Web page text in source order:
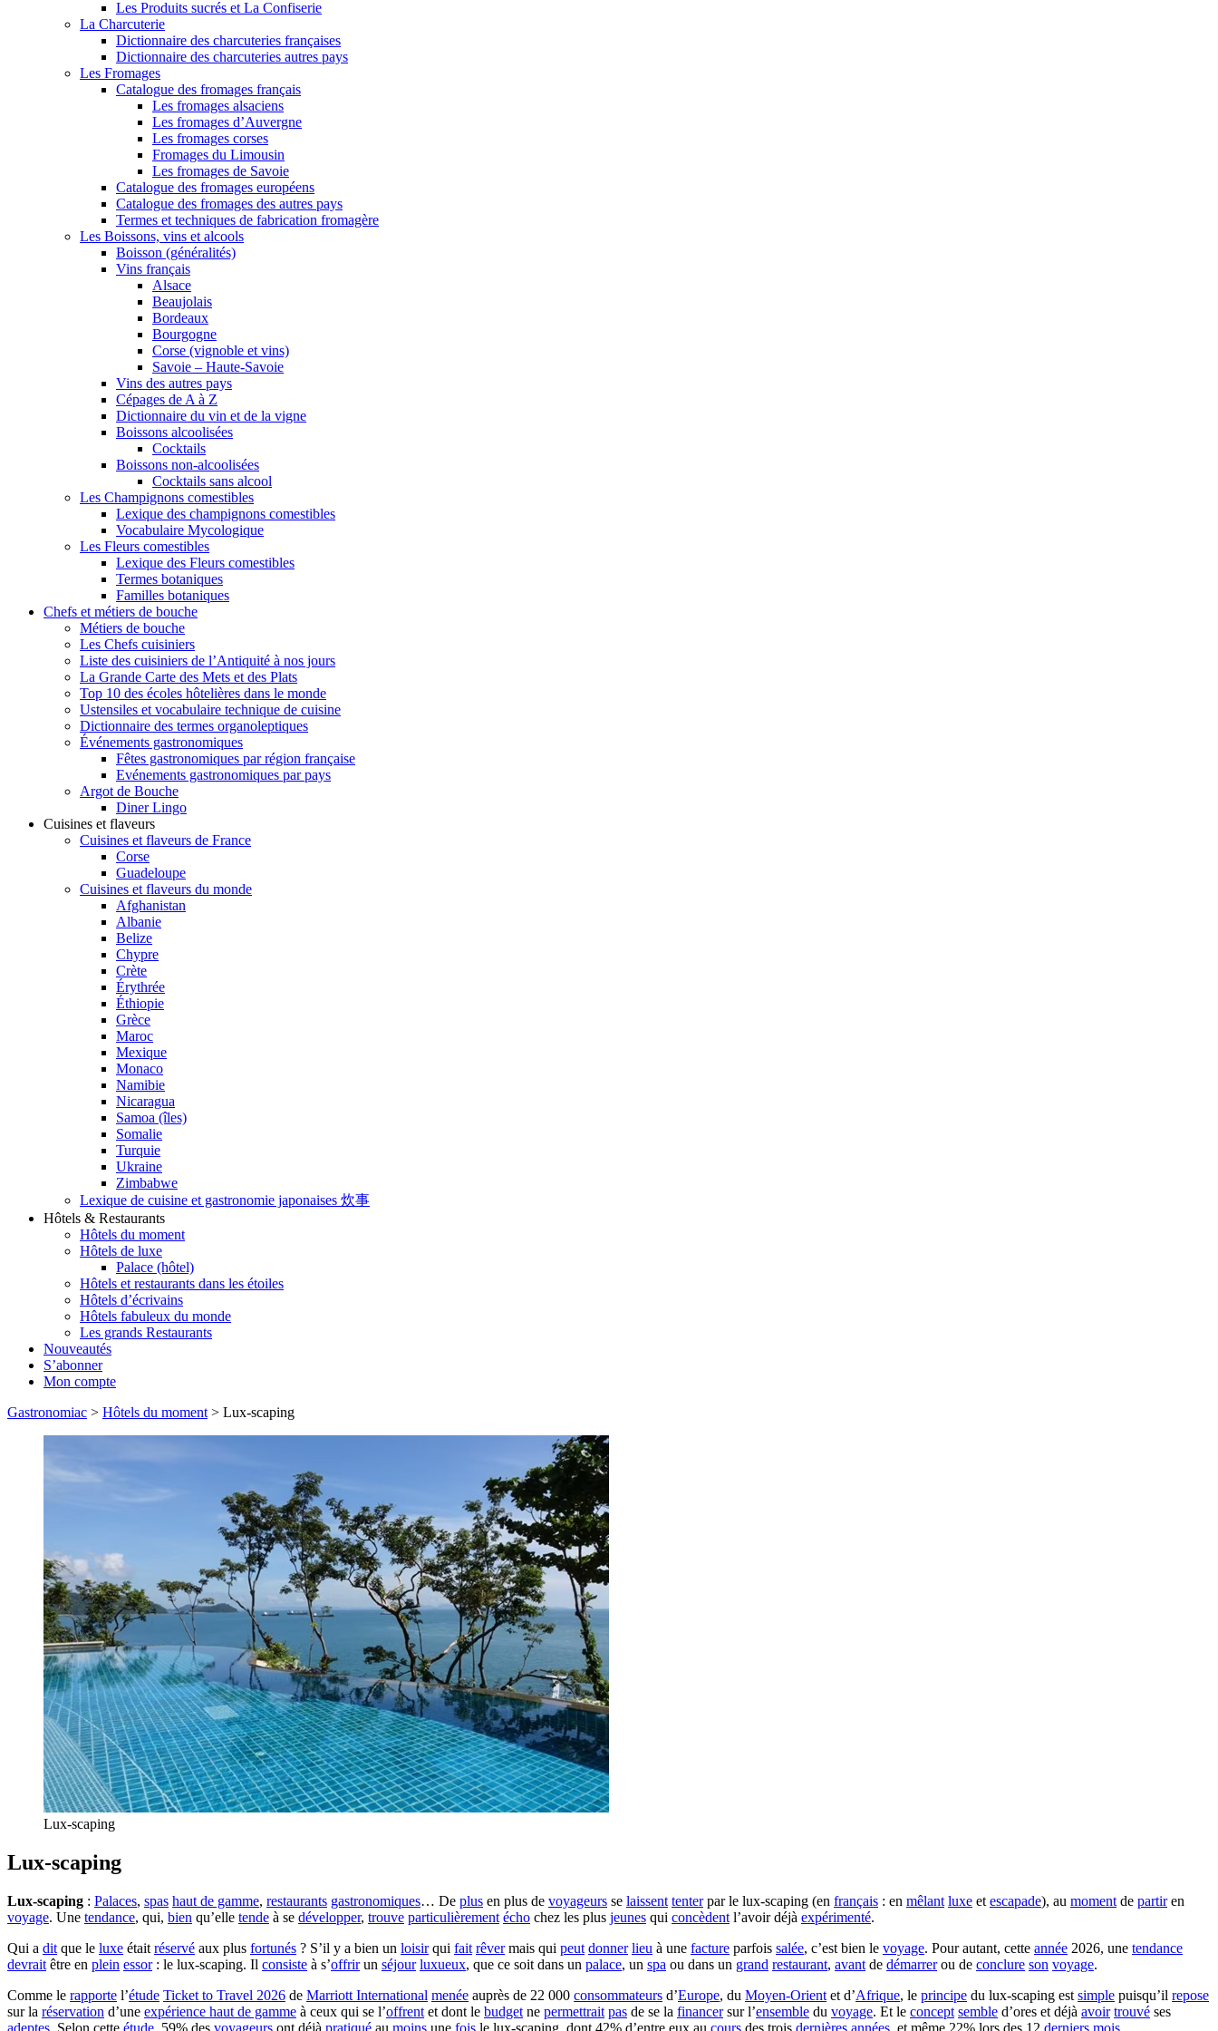
Les Produits sucrés et La Confiserie
La Charcuterie
Dictionnaire des charcuteries françaises
Dictionnaire des charcuteries autres pays
Les Fromages
Catalogue des fromages français
Les fromages alsaciens
Les fromages d’Auvergne
Les fromages corses
Fromages du Limousin
Les fromages de Savoie
Catalogue des fromages européens
Catalogue des fromages des autres pays
Termes et techniques de fabrication fromagère
Les Boissons, vins et alcools
Boisson (généralités)
Vins français
Alsace
Beaujolais
Bordeaux
Bourgogne
Corse (vignoble et vins)
Savoie – Haute-Savoie
Vins des autres pays
Cépages de A à Z
Dictionnaire du vin et de la vigne
Boissons alcoolisées
Cocktails
Boissons non-alcoolisées
Cocktails sans alcool
Les Champignons comestibles
Lexique des champignons comestibles
Vocabulaire Mycologique
Les Fleurs comestibles
Lexique des Fleurs comestibles
Termes botaniques
Familles botaniques
Chefs et métiers de bouche
Métiers de bouche
Les Chefs cuisiniers
Liste des cuisiniers de l’Antiquité à nos jours
La Grande Carte des Mets et des Plats
Top 10 des écoles hôtelières dans le monde
Ustensiles et vocabulaire technique de cuisine
Dictionnaire des termes organoleptiques
Événements gastronomiques
Fêtes gastronomiques par région française
Evénements gastronomiques par pays
Argot de Bouche
Diner Lingo
Cuisines et flaveurs
Cuisines et flaveurs de France
Corse
Guadeloupe
Cuisines et flaveurs du monde
Afghanistan
Albanie
Belize
Chypre
Crète
Érythrée
Éthiopie
Grèce
Maroc
Mexique
Monaco
Namibie
Nicaragua
Samoa (îles)
Somalie
Turquie
Ukraine
Zimbabwe
Lexique de cuisine et gastronomie japonaises 炊事
Hôtels & Restaurants
Hôtels du moment
Hôtels de luxe
Palace (hôtel)
Hôtels et restaurants dans les étoiles
Hôtels d’écrivains
Hôtels fabuleux du monde
Les grands Restaurants
Nouveautés
S’abonner
Mon compte
Gastronomiac > Hôtels du moment > Lux-scaping
Lux-scaping
Lux-scaping
Lux-scaping : Palaces, spas haut de gamme, restaurants gastronomiques… De plus en plus de voyageurs se laissent tenterpar le lux-scaping (en français : en mêlant luxe et escapade), au moment de partiren
voyage. Une tendance, qui, bien qu’elle tende à se développer, trouve particulièrement écho chez les plus jeunes qui concèdent l’avoir déjà expérimenté.
Qui a dit que le luxe était réservé aux plus fortunés ? S’il y a bien un loisirqui fait rêvermais qui peut donner lieu à une facture parfois salée, c’est bien le voyage. Pour autant, cette année 2026, une tendance
devrait être en plein essor: le lux-scaping. Il consiste à s’offrirun séjour luxueux, que ce soit dans un palace, un spa ou dans un grand restaurant, avant de démarrerou de conclure son voyage.
Comme le rapporte l’étude Ticket to Travel 2026 de Marriott International menée auprès de 22 000 consommateurs d’Europe, du Moyen-Orient et d’Afrique, le principe du lux-scaping est simple puisqu’il repose
sur la réservation d’une expérience haut de gamme à ceux qui se l’offrent et dont le budget ne permettrait pas de se la financersur l’ensemble du voyage. Et le concept semble d’ores et déjà avoir trouvé ses
adeptes . Selon cette étude , 59% des voyageurs ont déjà pratiqué au moins une fois le lux-scaping, dont 42% d’entre eux au cours des trois dernières années , et même 22% lors des 12 derniers mois